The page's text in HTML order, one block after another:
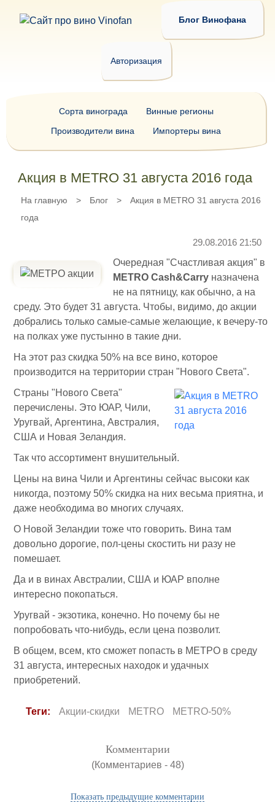
Блог Винофана
Авторизация
Акция в METRO 31 августа 2016 года
На главную > Блог >
Акция в METRO 31 августа 2016
года
29.08.2016 21:50
Очередная "Счастливая акция" в
METRO Cash&Carry назначена
не на пятницу, как обычно, а на
среду. Это будет 31 августа. Чтобы, видимо, до акции
добрались только самые-самые желающие, к вечеру-то
на полках уже пустынно в такие дни.
На этот раз скидка 50% на все вино, которое
производится на территории стран "Нового Света".
Страны "Нового Света"
перечислены. Это ЮАР, Чили,
Уругвай, Аргентина, Австралия,
США и Новая Зеландия.
Так что ассортимент внушительный.
Цены на вина Чили и Аргентины сейчас высоки как
никогда, поэтому 50% скидка на них весьма приятна, и
даже необходима во многих случаях.
О Новой Зеландии тоже что говорить. Вина там
довольно дорогие, пол-цены скостить ни разу не
помешает.
Да и в винах Австралии, США и ЮАР вполне
интересно покопаться.
Уругвай - экзотика, конечно. Но почему бы не
попробовать что-нибудь, если цена позволит.
В общем, всем, кто сможет попасть в МЕТРО в среду
31 августа, интересных находок и удачных
приобретений.
Теги: Акции-скидки METRO METRO-50%
Комментарии
(Комментариев - 48)
Показать предыдущие комментарии
Сорта винограда
Винные регионы
Производители вина
Импортеры вина